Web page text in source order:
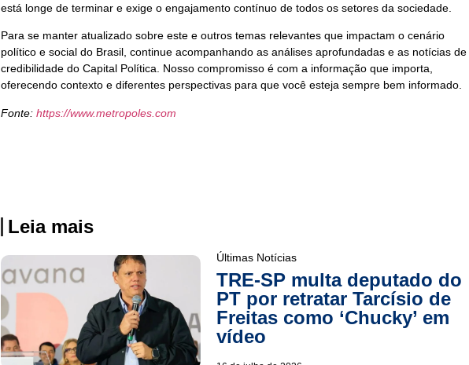
está longe de terminar e exige o engajamento contínuo de todos os setores da sociedade.
Para se manter atualizado sobre este e outros temas relevantes que impactam o cenário
político e social do Brasil, continue acompanhando as análises aprofundadas e as notícias de
credibilidade do Capital Política. Nosso compromisso é com a informação que importa,
oferecendo contexto e diferentes perspectivas para que você esteja sempre bem informado.
Fonte: https://www.metropoles.com
Leia mais
Últimas Notícias
TRE-SP multa deputado do
PT por retratar Tarcísio de
Freitas como ‘Chucky’ em
vídeo